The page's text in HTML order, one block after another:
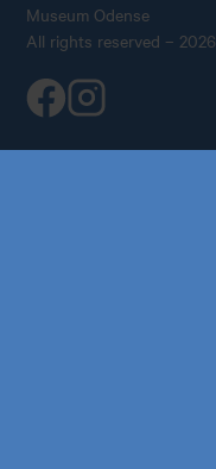
Museum Odense
All rights reserved – 2026